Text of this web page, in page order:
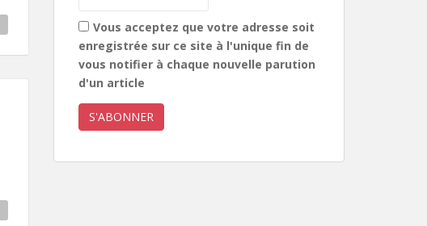
Vous acceptez que votre adresse soit
enregistrée sur ce site à l'unique fin de
vous notifier à chaque nouvelle parution
d'un article